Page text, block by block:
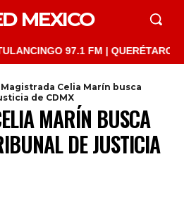
MEXICO
97.1 FM | QUERÉTARO
Magistrada Celia Marín busca
de CDMX
MARÍN BUSCA
DE JUSTICIA